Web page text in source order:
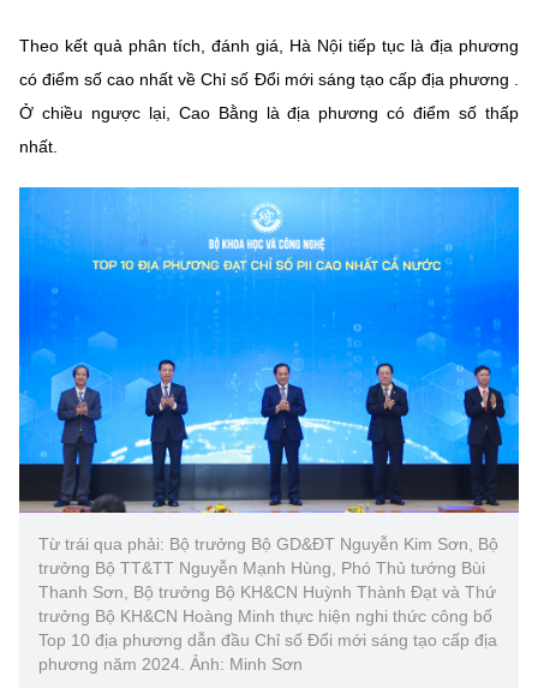
Tin tổng hợp
Tin địa phương
Sở hữu trí tuệ
Tiêu chuẩn, đo lường, chất lượng
Năng lượng nguyên tử
Infographic
Ảnh
Nhiệm vụ trọng tâm
Chọn ngôn ngữ
English
BỘ KHOA HỌC VÀ CÔNG NGHỆ
MINISTRY OF SCIENCE AND TECHNOLOGY
Điều khoản sử dụng Theo dõi MST: Góp ý
Cơ quan chủ quản: Bộ Khoa học và Công nghệ (MST)
Chịu trách nhiệm nội dung: Nguyễn Thị Hải Hằng
Giám đốc Trung tâm Truyền thông Khoa học và Công nghệ.
Liên hệ
Theo kết quả phân tích, đánh giá, Hà Nội tiếp tục là địa phương
có điểm số cao nhất về Chỉ số Đổi mới sáng tạo cấp địa phương .
Ở chiều ngược lại, Cao Bằng là địa phương có điểm số thấp
nhất.
Từ trái qua phải: Bộ trưởng Bộ GD&ĐT Nguyễn Kim Sơn, Bộ
trưởng Bộ TT&TT Nguyễn Mạnh Hùng, Phó Thủ tướng Bùi
Thanh Sơn, Bộ trưởng Bộ KH&CN Huỳnh Thành Đạt và Thứ
trưởng Bộ KH&CN Hoàng Minh thực hiện nghi thức công bố
Top 10 địa phương dẫn đầu Chỉ số Đổi mới sáng tạo cấp địa
phương năm 2024. Ảnh: Minh Sơn